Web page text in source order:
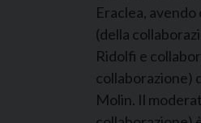
Eraclea,
(della
Ridolfi e
collaborazione)
Molin. Il